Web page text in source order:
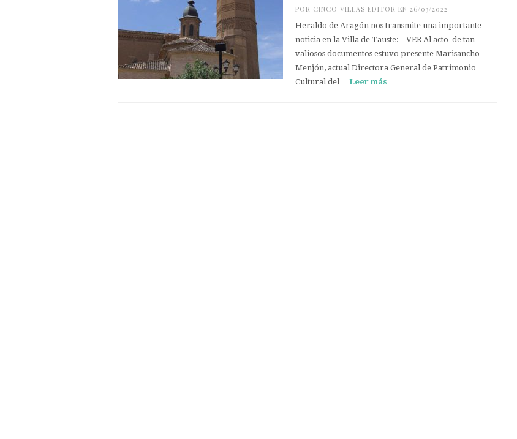
POR CINCO VILLAS EDITOR EN 26/03/2022
Heraldo de Aragón nos transmite una importante
noticia en la Villa de Tauste: VER Al acto de tan
valiosos documentos estuvo presente Marisancho
Menjón, actual Directora General de Patrimonio
Cultural del… Leer más